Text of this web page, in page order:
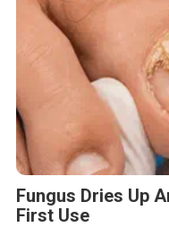
Fungus Dries Up
First Use